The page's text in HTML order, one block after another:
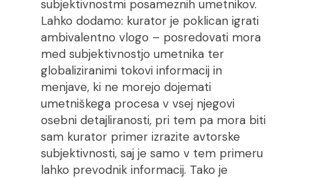
subjektivnostmi posameznih umetnikov.
Lahko dodamo: kurator je poklican igrati
ambivalentno vlogo – posredovati mora
med subjektivnostjo umetnika ter
globaliziranimi tokovi informacij in
menjave, ki ne morejo dojemati
umetniškega procesa v vsej njegovi
osebni detajliranosti, pri tem pa mora biti
sam kurator primer izrazite avtorske
subjektivnosti, saj je samo v tem primeru
lahko prevodnik informacij. Tako je